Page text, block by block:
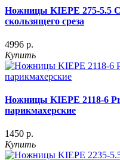
Ножницы KIEPE 275-5.5
скользящего среза
4996 р.
Купить
Ножницы KIEPE 2118-6
парикмахерские
1450 р.
Купить